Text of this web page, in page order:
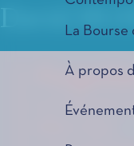
La Bourse
À propos
David
Le Coup de